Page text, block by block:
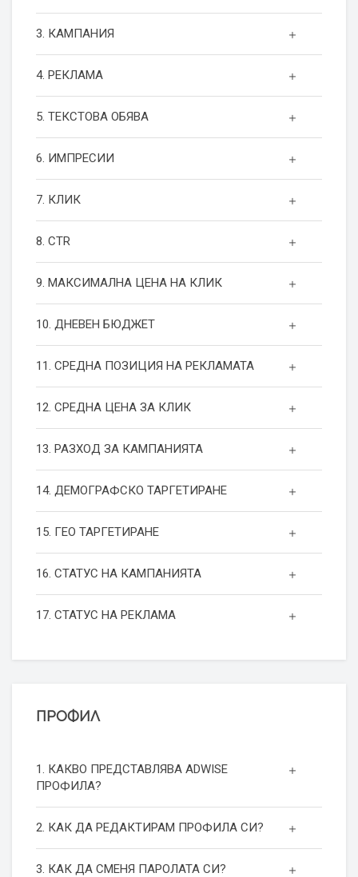
3. КАМПАНИЯ
4. РЕКЛАМА
5. ТЕКСТОВА ОБЯВА
6. ИМПРЕСИИ
7. КЛИК
8. CTR
9. МАКСИМАЛНА ЦЕНА НА КЛИК
10. ДНЕВЕН БЮДЖЕТ
11. СРЕДНА ПОЗИЦИЯ НА РЕКЛАМАТА
12. СРЕДНА ЦЕНА ЗА КЛИК
13. РАЗХОД ЗА КАМПАНИЯТА
14. ДЕМОГРАФСКО ТАРГЕТИРАНЕ
15. ГЕО ТАРГЕТИРАНЕ
16. СТАТУС НА КАМПАНИЯТА
17. СТАТУС НА РЕКЛАМА
ПРОФИЛ
1. КАКВО ПРЕДСТАВЛЯВА ADWISE
ПРОФИЛА?
2. КАК ДА РЕДАКТИРАМ ПРОФИЛА СИ?
3. КАК ДА СМЕНЯ ПАРОЛАТА СИ?